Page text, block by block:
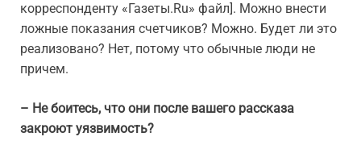
корреспонденту «Газеты.Ru» файл]. Можно внести
ложные показания счетчиков? Можно. Будет ли это
реализовано? Нет, потому что обычные люди не
причем.
– Не боитесь, что они после вашего рассказа
закроют уязвимость?